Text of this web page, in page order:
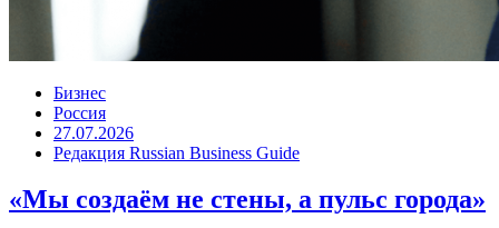
Бизнес
Россия
27.07.2026
Редакция Russian Business Guide
«Мы создаём не стены, а пульс города»